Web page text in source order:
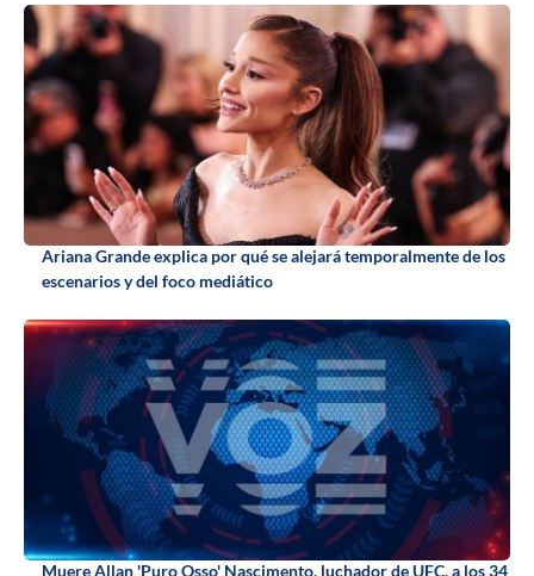
Ariana Grande explica por qué se alejará temporalmente de los
escenarios y del foco mediático
Muere Allan 'Puro Osso' Nascimento, luchador de UFC, a los 34